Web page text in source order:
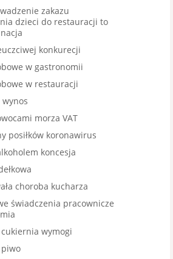
zakazu
dzieci do restauracji to
konkurecji
w gastronomii
w restauracji
morza VAT
posiłków koronawirus
koncesja
choroba kucharza
świadczenia pracownicze
wymogi